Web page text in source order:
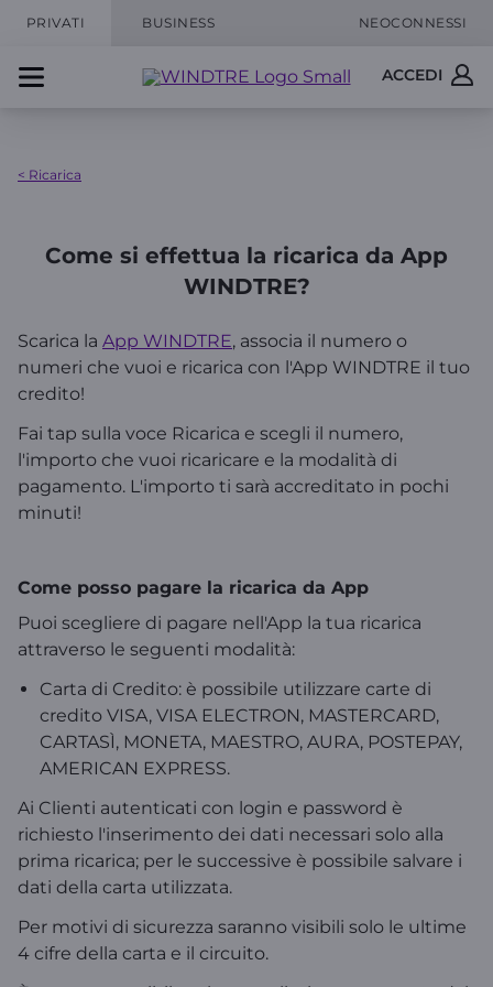
PRIVATI BUSINESS NEOCONNESSI
ACCEDI
< Ricarica
Come si effettua la ricarica da App
WINDTRE?
Scarica la App WINDTRE, associa il numero o
numeri che vuoi e ricarica con l'App WINDTRE il tuo
credito!
Fai tap sulla voce Ricarica e scegli il numero,
l'importo che vuoi ricaricare e la modalità di
pagamento. L'importo ti sarà accreditato in pochi
minuti!
Come posso pagare la ricarica da App
Puoi scegliere di pagare nell'App la tua ricarica
attraverso le seguenti modalità:
Carta di Credito: è possibile utilizzare carte di
credito VISA, VISA ELECTRON, MASTERCARD,
CARTASÌ, MONETA, MAESTRO, AURA, POSTEPAY,
AMERICAN EXPRESS.
Ai Clienti autenticati con login e password è
richiesto l'inserimento dei dati necessari solo alla
prima ricarica; per le successive è possibile salvare i
dati della carta utilizzata.
Per motivi di sicurezza saranno visibili solo le ultime
4 cifre della carta e il circuito.